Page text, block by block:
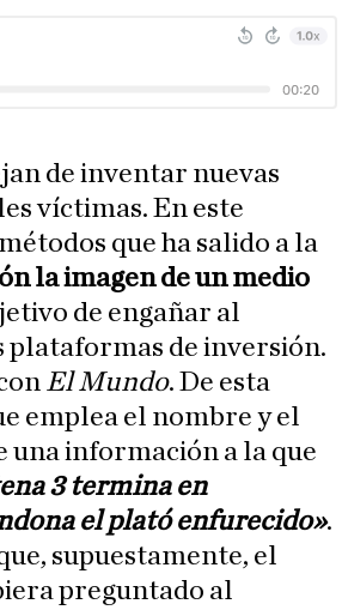
de inventar nuevas
víctimas. En este
que ha salido a la
la imagen de un medio
de engañar al
plataformas de inversión.
El Mundo. De esta
emplea el nombre y el
una información a la que
3 termina en
el plató enfurecido».
supuestamente, el
preguntado al